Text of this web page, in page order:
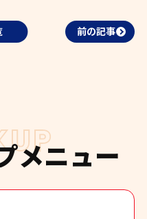
前の記事
メニュー